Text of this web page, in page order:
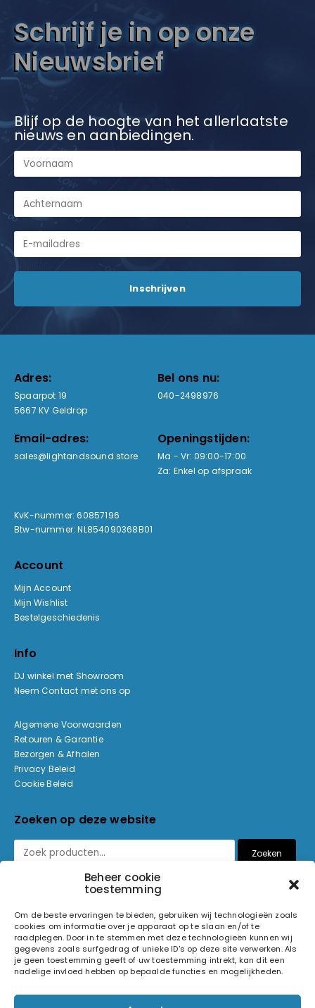
Beheer cookie
toestemming
Om de beste ervaringen te bieden, gebruiken wij technologieën zoals
cookies om informatie over je apparaat op te slaan en/of te
raadplegen. Door in te stemmen met deze technologieën kunnen wij
gegevens zoals surfgedrag of unieke ID's op deze site verwerken. Als
je geen toestemming geeft of uw toestemming intrekt, kan dit een
nadelige invloed hebben op bepaalde functies en mogelijkheden.
Schrijf je in op onze
Nieuwsbrief
Blijf op de hoogte van het allerlaatste
nieuws en aanbiedingen.
Adres:
Spaarpot 19
5667 KV Geldrop
Bel ons nu:
040-2498976
Email-adres:
sales@lightandsound.store
Openingstijden:
Ma - Vr: 09:00-17:00
Za: Enkel op afspraak
KvK-nummer: 60857196
Btw-nummer: NL854090368B01
Account
Mijn Account
Mijn Wishlist
Bestelgeschiedenis
Info
DJ winkel met Showroom
Neem Contact met ons op
Algemene Voorwaarden
Retouren & Garantie
Bezorgen & Afhalen
Privacy Beleid
Cookie Beleid
Zoeken op deze website
Zoeken
© 2026 Light and Sound Factory. Alle rechten voorbehouden.